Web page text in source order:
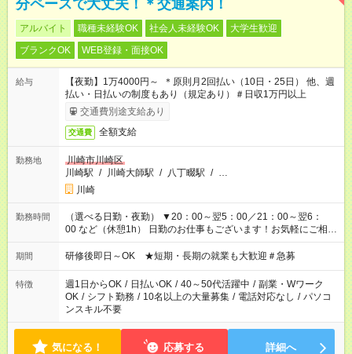
分ペースで大丈夫！＊交通案内！
アルバイト 職種未経験OK 社会人未経験OK
大学生歓迎
ブランクOK
WEB登録・面接OK
給与
【夜勤】1万4000円～ ＊原則月2回払い（10日・25日） 他、週
払い・日払いの制度もあり（規定あり）＃日収1万円以上
交通費別途支給あり
交通費 全額支給
勤務地
川崎市川崎区
川崎駅 / 川崎大師駅 / 八丁畷駅 / …
川崎
勤務時間
（選べる日勤・夜勤） ▼20：00～翌5：00／21：00～翌6：
00 など（休憩1h） 日勤のお仕事もございます！お気軽にご相談
ください！
期間 研修後即日～OK ★短期・長期の就業も大歓迎＃急募
特徴 週1日からOK / 日払いOK / 40～50代活躍中 / 副業・Wワーク
OK / シフト勤務 / 10名以上の大量募集 / 電話対応なし / パソコ
ンスキル不要
気になる！ 応募する 詳細へ